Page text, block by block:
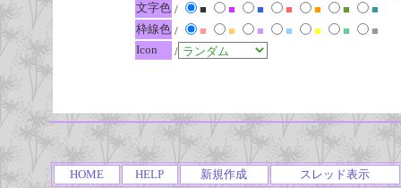
文字色 / ■ ■ ■ ■ ■ ■
■
枠線色 / ■ ■ ■ ■ ■ ■
■
Icon
/
HOME HELP 新規作成 スレッド表示